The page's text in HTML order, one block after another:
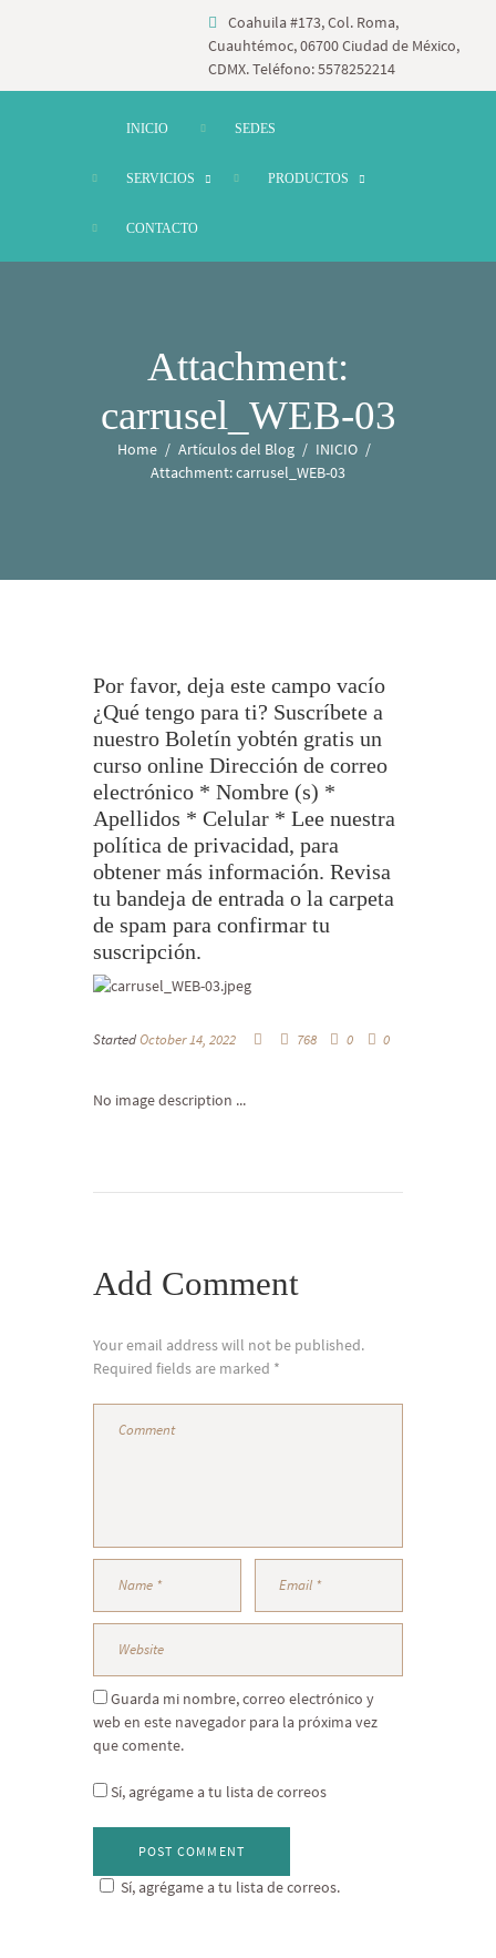
Coahuila #173, Col. Roma,
Cuauhtémoc, 06700 Ciudad de México,
CDMX. Teléfono: 5578252214
INICIO SEDES
SERVICIOS PRODUCTOS
CONTACTO
Attachment:
carrusel_WEB-03
Home Artículos del Blog
INICIO
Attachment: carrusel_WEB-03
Por favor, deja este campo vacío
¿Qué tengo para ti? Suscríbete a
nuestro Boletín yobtén gratis un
curso online Dirección de correo
electrónico * Nombre (s) *
Apellidos * Celular * Lee nuestra
política de privacidad, para
obtener más información. Revisa
tu bandeja de entrada o la carpeta
de spam para confirmar tu
suscripción.
StartedOctober 14, 2022 768 0 0
No image description ...
Add Comment
Your email address will not be published.
Required fields are marked *
Guarda mi nombre, correo electrónico y
web en este navegador para la próxima vez
que comente.
Sí, agrégame a tu lista de correos
Sí, agrégame a tu lista de correos.